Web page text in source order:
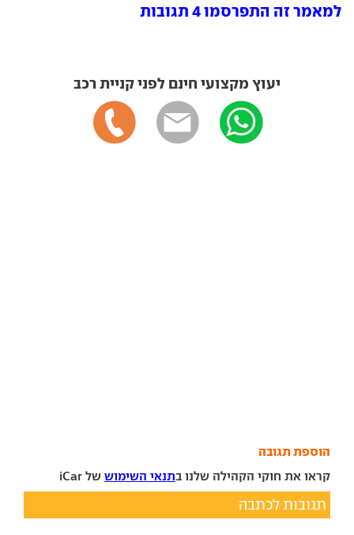
למאמר זה התפרסמו 4 תגובות
יעוץ מקצועי חינם לפני קניית רכב
הוספת תגובה
קראו את חוקי הקהילה שלנו בתנאי השימוש של iCar
תגובות לכתבה